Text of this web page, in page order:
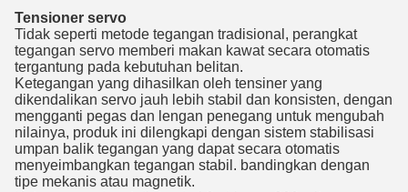
Tensioner servo
Tidak seperti metode tegangan tradisional, perangkat
tegangan servo memberi makan kawat secara otomatis
tergantung pada kebutuhan belitan.
Ketegangan yang dihasilkan oleh tensiner yang
dikendalikan servo jauh lebih stabil dan konsisten, dengan
mengganti pegas dan lengan penegang untuk mengubah
nilainya, produk ini dilengkapi dengan sistem stabilisasi
umpan balik tegangan yang dapat secara otomatis
menyeimbangkan tegangan stabil. bandingkan dengan
tipe mekanis atau magnetik.